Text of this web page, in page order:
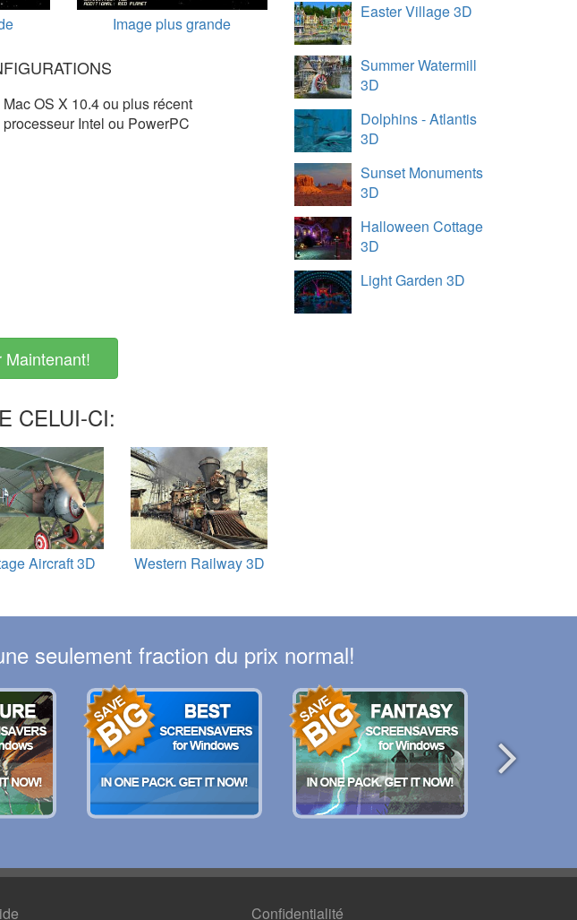
Image plus grande
Mac OS X 10.4 ou plus récent
processeur Intel ou PowerPC
Maintenant!
CELUI-CI:
Aircraft 3D Western Railway 3D
Easter Village 3D
Summer Watermill
3D
Dolphins - Atlantis
3D
Sunset Monuments
3D
Halloween Cottage
3D
Light Garden 3D
seulement fraction du prix normal!
Confidentialité